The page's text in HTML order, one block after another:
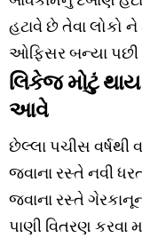
હટાવે છે તેવા લોકો
ઓફિસર બન્યા પછી
લિકેજ મોટું થાય
આવે
છેલ્લા પચીસ વર્ષથી
જવાના રસ્તે નવી
જવાના રસ્તે
પાણી વિતરણ કરવા